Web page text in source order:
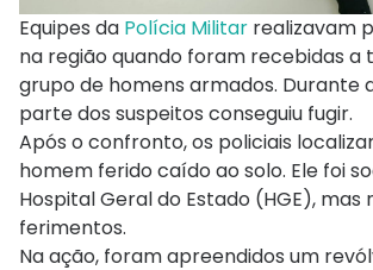
Equipes da Polícia Militar realizavam
na região quando foram recebidas a
grupo de homens armados. Durante
parte dos suspeitos conseguiu fugir.
Após o confronto, os policiais
homem ferido caído ao solo. Ele foi
Hospital Geral do Estado (HGE), mas
ferimentos.
Na ação, foram apreendidos um